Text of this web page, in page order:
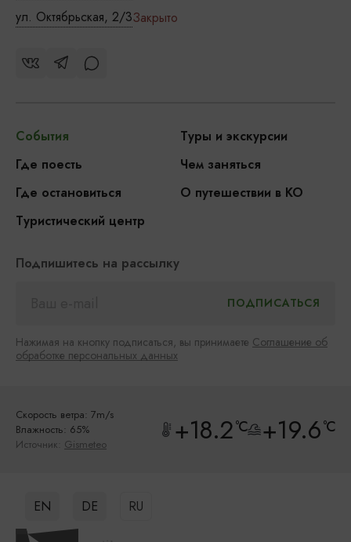
ул. Октябрьская, 2/3Закрыто
События
Туры и экскурсии
Где поесть
Чем заняться
Где остановиться
О путешествии в КО
Туристический центр
Подпишитесь на рассылку
Нажимая на кнопку подписаться, вы принимаете Соглашение об
обработке персональных данных
Скорость ветра: 7m/s
Влажность: 65%
Источник: Gismeteo +18.2°C +19.6°C
EN DE RU